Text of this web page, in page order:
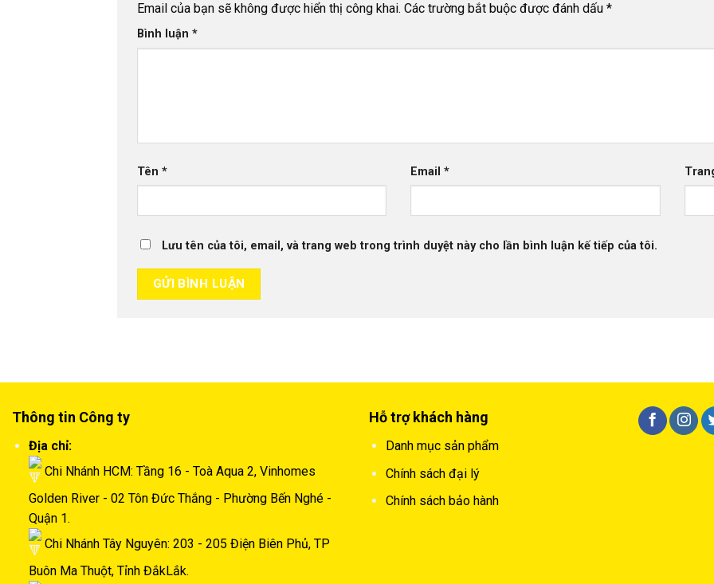
Email của bạn sẽ không được hiển thị công khai. Các trường bắt buộc được đánh dấu *
Bình luận *
Tên * Email*
Lưu tên của tôi, email, và trang web trong trình duyệt này cho lần bình luận kế tiếp của tôi.
Thông tin Công ty
Địa chỉ:
Chi Nhánh HCM: Tầng 16 - Toà Aqua 2, Vinhomes
Golden River - 02 Tôn Đức Thắng - Phường Bến Nghé -
Quận 1.
Chi Nhánh Tây Nguyên: 203 - 205 Điện Biên Phủ, TP
Buôn Ma Thuột, Tỉnh ĐắkLắk.
Hỗ trợ khách hàng
Danh mục sản phẩm
Chính sách đại lý
Chính sách bảo hành